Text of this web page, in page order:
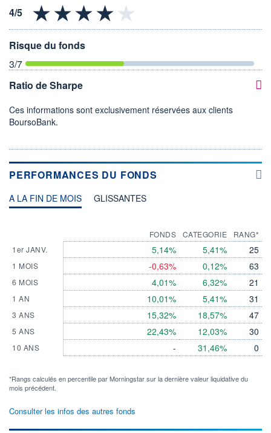
Risque du fonds
3/7
Ratio de Sharpe
Ces informations sont exclusivement réservées aux clients
BoursoBank.
PERFORMANCES DU FONDS
A LA FIN DE MOIS GLISSANTES
1er JANV.
1 MOIS
6 MOIS
1 AN
3 ANS
5 ANS
10 ANS
FONDS
5,14%
-0,63%
4,01%
10,01%
15,32%
22,43%
-
CATEGORIE
5,41%
0,12%
6,32%
5,41%
18,57%
12,03%
31,46%
RANG*
25
63
21
31
47
30
0
*Rangs calculés en percentile par Morningstar sur la dernière valeur liquidative du
mois précédent.
Consulter les infos des autres fonds